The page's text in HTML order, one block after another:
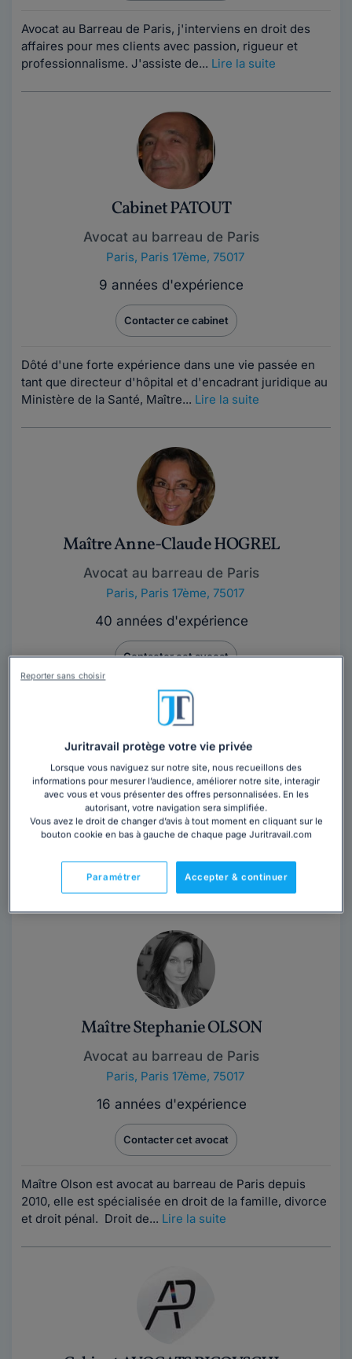
Avocat au Barreau de Paris, j'interviens en droit des
affaires pour mes clients avec passion, rigueur et
professionnalisme. J'assiste de... Lire la suite
Cabinet PATOUT
Avocat au barreau de Paris
Paris, Paris 17ème, 75017
9 années d'expérience
Contacter ce cabinet
Dôté d'une forte expérience dans une vie passée en
tant que directeur d'hôpital et d'encadrant juridique au
Ministère de la Santé, Maître... Lire la suite
Maître Anne-Claude HOGREL
Avocat au barreau de Paris
Paris, Paris 17ème, 75017
40 années d'expérience
Contacter cet avocat
Maître Anne-Claude HOGREL est avocate en droit du
travail et droit social. Elle intervient tant en conseil
Vous souhaitez rencontrer un avocat en
cabinet à Paris 17ème ?
Obtenez 3 devis d'avocats près de chez vous
Trouver un avocat
Maître Stephanie OLSON
Avocat au barreau de Paris
Paris, Paris 17ème, 75017
16 années d'expérience
Contacter cet avocat
Maître Olson est avocat au barreau de Paris depuis
2010, elle est spécialisée en droit de la famille, divorce
et droit pénal. Droit de... Lire la suite
Juritravail protège votre vie privée
Lorsque vous naviguez sur notre site, nous recueillons des
informations pour mesurer l’audience, améliorer notre site, interagir
avec vous et vous présenter des offres personnalisées. En les
autorisant, votre navigation sera simplifiée.
Vous avez le droit de changer d’avis à tout moment en cliquant sur le
bouton cookie en bas à gauche de chaque page Juritravail.com
Accepter & continuer
Paramétrer
Reporter sans choisir